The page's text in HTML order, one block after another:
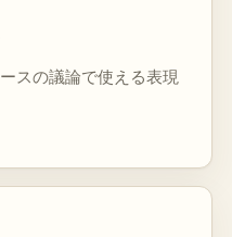
スの議論で使える表現